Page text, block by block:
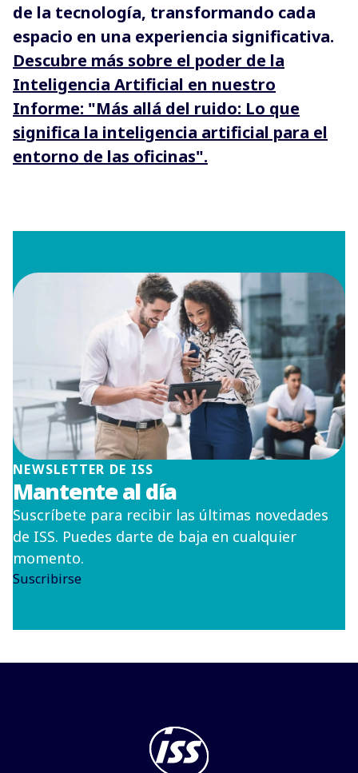
de la tecnología, transformando cada
espacio en una experiencia significativa.
Descubre más sobre el poder de la
Inteligencia Artificial en nuestro
Informe: "Más allá del ruido: Lo que
significa la inteligencia artificial para el
entorno de las oficinas".
NEWSLETTER DE ISS
Mantente al día
Suscríbete para recibir las últimas novedades
de ISS. Puedes darte de baja en cualquier
momento.
Suscribirse